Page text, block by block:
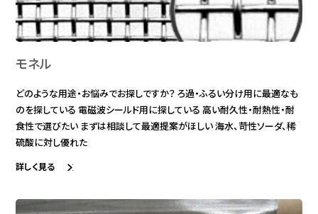
モネル
どのような用途・お悩みでお探しですか？ ろ過・ふるい分け用に最適なも
のを探している 電磁波シールド用に探している 高い耐久性・耐熱性・耐
食性で選びたい まずは相談して最適提案がほしい 海水、苛性ソーダ、稀
硫酸に対し優れた
詳しく見る